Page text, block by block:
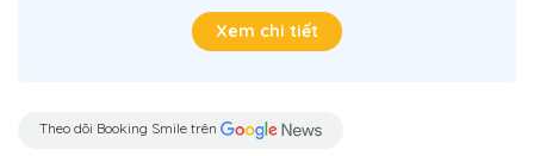
Xem chi tiết
Theo dõi Booking Smile trên